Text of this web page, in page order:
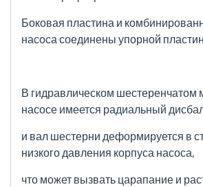
Боковая пластина и
насоса соединены упорной
В гидравлическом шестеренчатом
насосе имеется радиальный
и вал шестерни деформируется в
низкого давления корпуса насоса,
что может вызвать царапание и